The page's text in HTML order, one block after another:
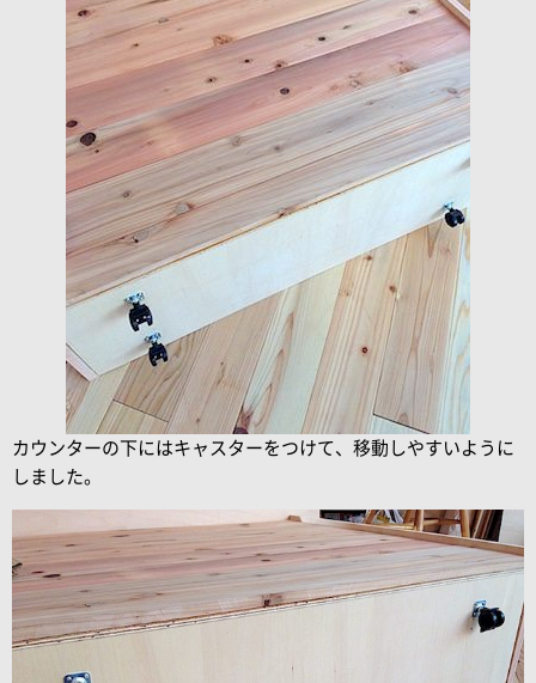
カウンターの下にはキャスターをつけて、移動しやすいように
しました。